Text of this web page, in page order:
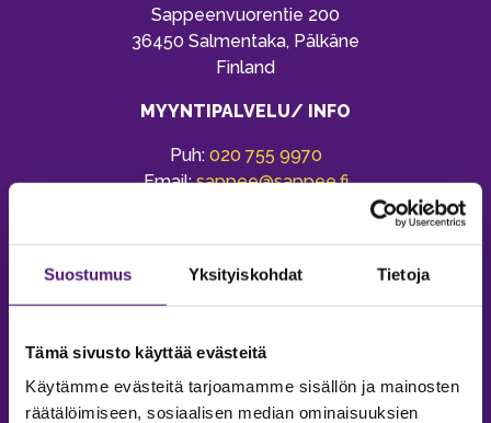
Suostumus Yksityiskohdat Tietoja
Tämä sivusto käyttää evästeitä
Käytämme evästeitä tarjoamamme sisällön ja mainosten
räätälöimiseen, sosiaalisen median ominaisuuksien
Sappeenvuorentie 200
36450 Salmentaka, Pälkäne
Finland
MYYNTIPALVELU/ INFO
Puh: 020 755 9970
Email:sappee@sappee.fi